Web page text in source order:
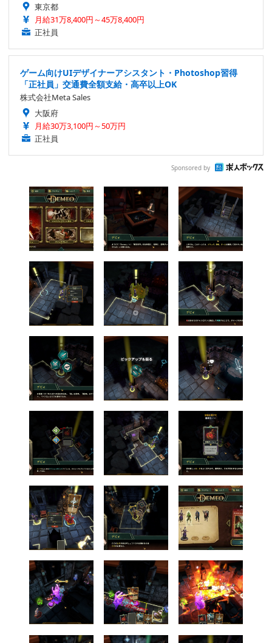
東京都
月給31万8,400円～45万8,400円
正社員
ゲーム向けUIデザイナーアシスタント・Photoshop習得
「正社員」交通費全額支給・高卒以上OK
株式会社Meta Sales
大阪府
月給30万3,100円～50万円
正社員
Sponsored by